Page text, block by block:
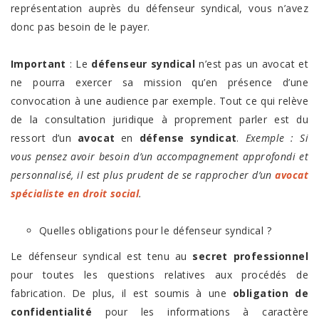
représentation auprès du défenseur syndical, vous n’avez
donc pas besoin de le payer.
Important : Le défenseur syndical n’est pas un avocat et
ne pourra exercer sa mission qu’en présence d’une
convocation à une audience par exemple. Tout ce qui relève
de la consultation juridique à proprement parler est du
ressort d’un avocaten défense syndicat. Exemple : Si
vous pensez avoir besoin d’un accompagnement approfondi et
personnalisé, il est plus prudent de se rapprocher d’unavocat
spécialiste en droit social.
Quelles obligations pour le défenseur syndical ?
Le défenseur syndical est tenu au secret professionnel
pour toutes les questions relatives aux procédés de
fabrication. De plus, il est soumis à une obligation de
confidentialité pour les informations à caractère